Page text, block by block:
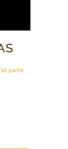
parte